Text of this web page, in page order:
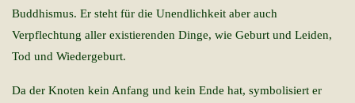
Buddhismus. Er steht für die Unendlichkeit aber auch
Verpflechtung aller existierenden Dinge, wie Geburt und Leiden,
Tod und Wiedergeburt.
Da der Knoten kein Anfang und kein Ende hat, symbolisiert er